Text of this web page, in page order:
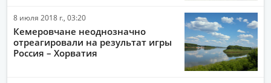
8 июля 2018 г., 03:20
Кемеровчане неоднозначно
отреагировали на результат игры
Россия – Хорватия